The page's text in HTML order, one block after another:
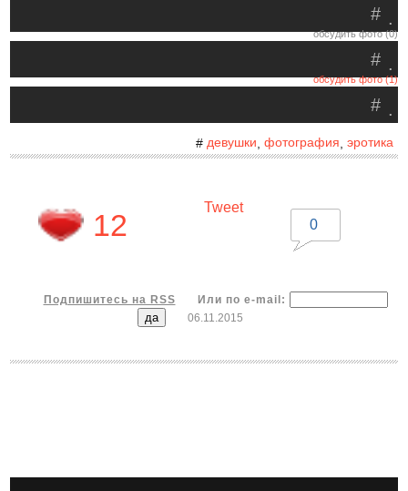
.
#
обсудить фото (0)
.
#
обсудить фото (1)
.
#
# девушки фотография эротика
12
Tweet
0
Подпишитесь на RSS
Или по e-mail:
06.11.2015